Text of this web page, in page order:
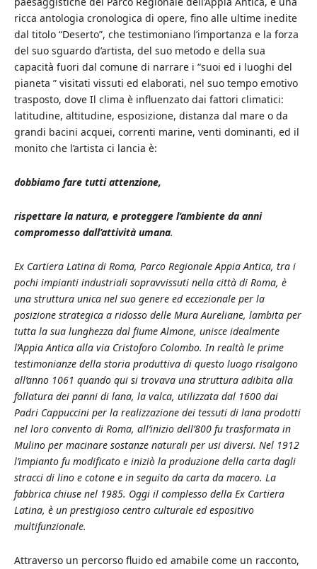
ricca antologia cronologica di opere, fino alle ultime inedite
dal titolo “Deserto”, che testimoniano l’importanza e la forza
del suo sguardo d’artista, del suo metodo e della sua
capacità fuori dal comune di narrare i “suoi ed i luoghi del
pianeta ” visitati vissuti ed elaborati, nel suo tempo emotivo
trasposto, dove Il clima è influenzato dai fattori climatici:
latitudine, altitudine, esposizione, distanza dal mare o da
grandi bacini acquei, correnti marine, venti dominanti, ed il
monito che l’artista ci lancia è:
dobbiamo fare tutti attenzione,
rispettare la natura, e proteggere l’ambiente da anni
compromesso dall’attività umana.
Ex Cartiera Latina di Roma, Parco Regionale Appia Antica, tra i
pochi impianti industriali sopravvissuti nella città di Roma, è
una struttura unica nel suo genere ed eccezionale per la
posizione strategica a ridosso delle Mura Aureliane, lambita per
tutta la sua lunghezza dal fiume Almone, unisce idealmente
l’Appia Antica alla via Cristoforo Colombo. In realtà le prime
testimonianze della storia produttiva di questo luogo risalgono
all’anno 1061 quando qui si trovava una struttura adibita alla
follatura dei panni di lana, la valca, utilizzata dal 1600 dai
Padri Cappuccini per la realizzazione dei tessuti di lana prodotti
nel loro convento di Roma, all’inizio dell’800 fu trasformata in
Mulino per macinare sostanze naturali per usi diversi. Nel 1912
l’impianto fu modificato e iniziò la produzione della carta dagli
stracci di lino e cotone e in seguito da carta da macero. La
fabbrica chiuse nel 1985. Oggi il complesso della Ex Cartiera
Latina, è un prestigioso centro culturale ed espositivo
multifunzionale.
Attraverso un percorso fluido ed amabile come un racconto,